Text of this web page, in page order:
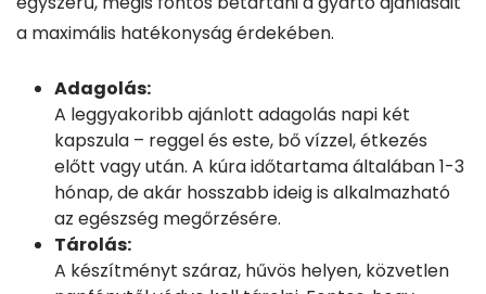
a maximális hatékonyság érdekében.
Adagolás:
A leggyakoribb ajánlott adagolás napi két
kapszula – reggel és este, bő vízzel, étkezés
előtt vagy után. A kúra időtartama általában 1-3
hónap, de akár hosszabb ideig is alkalmazható
az egészség megőrzésére.
Tárolás:
A készítményt száraz, hűvös helyen, közvetlen